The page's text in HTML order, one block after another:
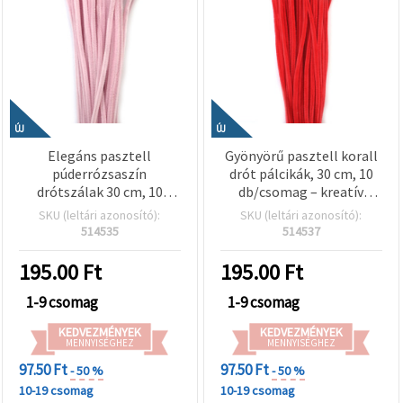
ÚJ
Elegáns pasztell
púderrózsaszín
drótszálak 30 cm, 10
db/csomag – finom
kézműves és hobbi
virágkötészethez,
romantikus dekorációhoz
SKU (leltári azonosító):
514535
195.00 Ft
1-9 csomag
KEDVEZMÉNYEK
MENNYISÉGHEZ
97.50 Ft- 50 %
10-19 csomag
ÚJ
Gyönyörű pasztell korall
drót pálcikák, 30 cm, 10
db/csomag – kreatív
hobbi kellék barkácshoz,
virágkötészethez és DIY
SKU (leltári azonosító):
514537
195.00 Ft
1-9 csomag
KEDVEZMÉNYEK
MENNYISÉGHEZ
97.50 Ft- 50 %
10-19 csomag